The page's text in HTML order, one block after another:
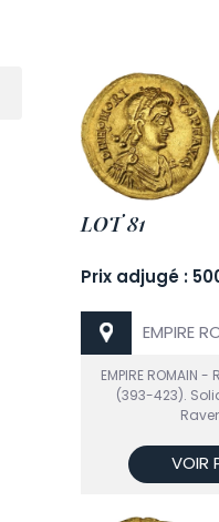
LOT 81
Prix adjugé :
EMPIRE
EMPIRE ROMAIN
(393-423).
VOIR